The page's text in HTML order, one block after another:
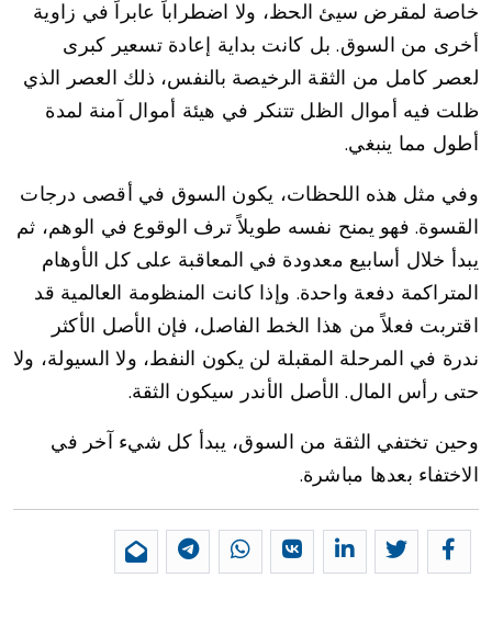
خاصة لمقرض سيئ الحظ، ولا اضطراباً عابراً في زاوية
أخرى من السوق. بل كانت بداية إعادة تسعير كبرى
لعصر كامل من الثقة الرخيصة بالنفس، ذلك العصر الذي
ظلت فيه أموال الظل تتنكر في هيئة أموال آمنة لمدة
أطول مما ينبغي.
وفي مثل هذه اللحظات، يكون السوق في أقصى درجات
القسوة. فهو يمنح نفسه طويلاً ترف الوقوع في الوهم، ثم
يبدأ خلال أسابيع معدودة في المعاقبة على كل الأوهام
المتراكمة دفعة واحدة. وإذا كانت المنظومة العالمية قد
اقتربت فعلاً من هذا الخط الفاصل، فإن الأصل الأكثر
ندرة في المرحلة المقبلة لن يكون النفط، ولا السيولة، ولا
حتى رأس المال. الأصل الأندر سيكون الثقة.
وحين تختفي الثقة من السوق، يبدأ كل شيء آخر في
الاختفاء بعدها مباشرة.